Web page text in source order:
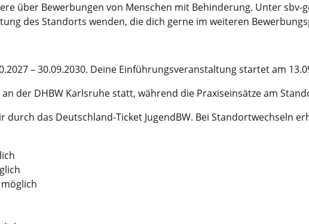
über Bewerbungen von Menschen mit Behinderung. Unter
des Standorts wenden, die dich gerne im weiteren
– 30.09.2030. Deine Einführungsveranstaltung startet am
der DHBW Karlsruhe statt, während die Praxiseinsätze am
das Deutschland-Ticket JugendBW. Bei Standortwechseln